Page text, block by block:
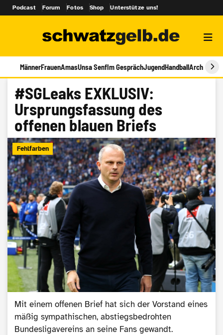
Podcast Forum Fotos Shop Unterstütze uns!
MännerFrauenAmasUnsa SenfIm GesprächJugendHandballArchiv
#SGLeaks EXKLUSIV:
Ursprungsfassung des
offenen blauen Briefs
Fehlfarben
Mit einem offenen Brief hat sich der Vorstand eines
mäßig sympathischen, abstiegsbedrohten
Bundesligavereins an seine Fans gewandt.